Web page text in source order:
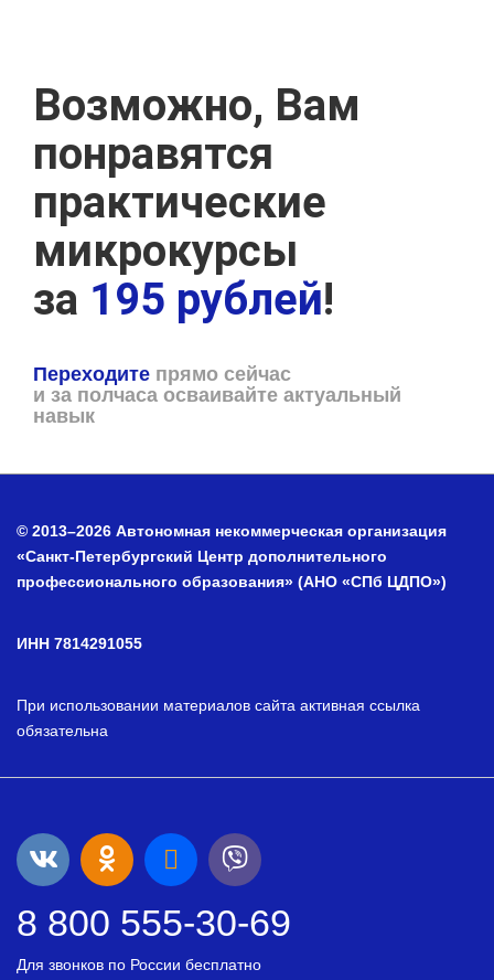
Возможно, Вам
понравятся
практические
микрокурсы
за 195 рублей!
Переходите прямо сейчас
и за полчаса осваивайте актуальный
навык
© 2013–2026 Автономная некоммерческая организация
«Санкт-Петербургский Центр дополнительного
профессионального образования» (АНО «СПб ЦДПО»)
ИНН 7814291055
При использовании материалов сайта активная ссылка
обязательна
8 800 555-30-69
Для звонков по России бесплатно